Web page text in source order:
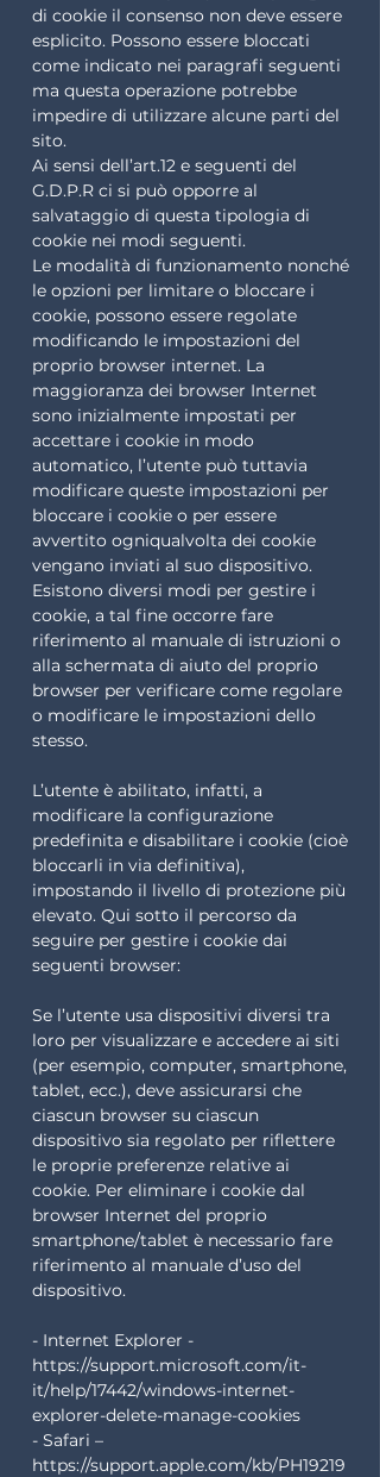
di cookie il consenso non deve essere
esplicito. Possono essere bloccati
come indicato nei paragrafi seguenti
ma questa operazione potrebbe
impedire di utilizzare alcune parti del
sito.
Ai sensi dell’art.12 e seguenti del
G.D.P.R ci si può opporre al
salvataggio di questa tipologia di
cookie nei modi seguenti.
Le modalità di funzionamento nonché
le opzioni per limitare o bloccare i
cookie, possono essere regolate
modificando le impostazioni del
proprio browser internet. La
maggioranza dei browser Internet
sono inizialmente impostati per
accettare i cookie in modo
automatico, l’utente può tuttavia
modificare queste impostazioni per
bloccare i cookie o per essere
avvertito ogniqualvolta dei cookie
vengano inviati al suo dispositivo.
Esistono diversi modi per gestire i
cookie, a tal fine occorre fare
riferimento al manuale di istruzioni o
alla schermata di aiuto del proprio
browser per verificare come regolare
o modificare le impostazioni dello
stesso.
L’utente è abilitato, infatti, a
modificare la configurazione
predefinita e disabilitare i cookie (cioè
bloccarli in via definitiva),
impostando il livello di protezione più
elevato. Qui sotto il percorso da
seguire per gestire i cookie dai
seguenti browser:
Se l’utente usa dispositivi diversi tra
loro per visualizzare e accedere ai siti
(per esempio, computer, smartphone,
tablet, ecc.), deve assicurarsi che
ciascun browser su ciascun
dispositivo sia regolato per riflettere
le proprie preferenze relative ai
cookie. Per eliminare i cookie dal
browser Internet del proprio
smartphone/tablet è necessario fare
riferimento al manuale d’uso del
dispositivo.
- Internet Explorer -
https://support.microsoft.com/it-
it/help/17442/windows-internet-
explorer-delete-manage-cookies
- Safari –
https://support.apple.com/kb/PH19219